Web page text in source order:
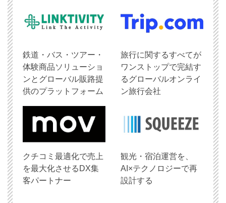
鉄道・バス・ツアー・
体験商品ソリューショ
ンとグローバル販路提
供のプラットフォーム
旅行に関するすべてが
ワンストップで完結す
るグローバルオンライ
ン旅行会社
クチコミ最適化で売上
を最大化させるDX集
客パートナー
観光・宿泊運営を、
AI×テクノロジーで再
設計する